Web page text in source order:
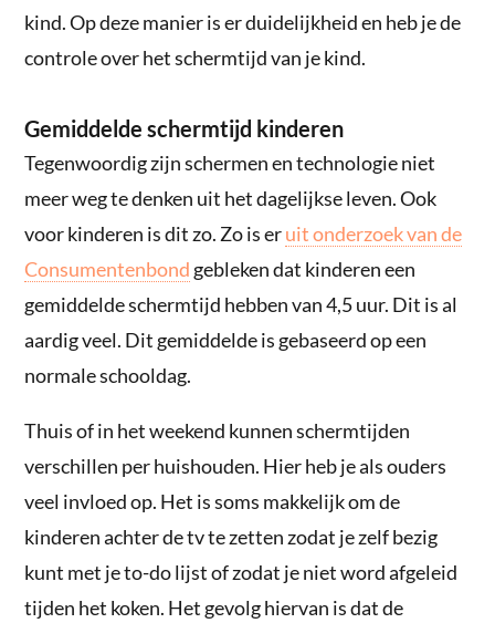
kind. Op deze manier is er duidelijkheid en heb je de
controle over het schermtijd van je kind.
Gemiddelde schermtijd kinderen
Tegenwoordig zijn schermen en technologie niet
meer weg te denken uit het dagelijkse leven. Ook
voor kinderen is dit zo. Zo is eruit onderzoek van de
Consumentenbond gebleken dat kinderen een
gemiddelde schermtijd hebben van 4,5 uur. Dit is al
aardig veel. Dit gemiddelde is gebaseerd op een
normale schooldag.
Thuis of in het weekend kunnen schermtijden
verschillen per huishouden. Hier heb je als ouders
veel invloed op. Het is soms makkelijk om de
kinderen achter de tv te zetten zodat je zelf bezig
kunt met je to-do lijst of zodat je niet word afgeleid
tijden het koken. Het gevolg hiervan is dat de